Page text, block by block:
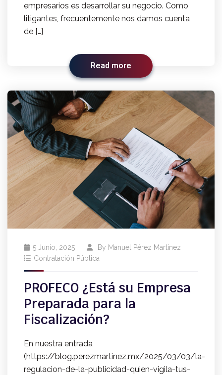
empresarios es desarrollar su negocio. Como
litigantes, frecuentemente nos damos cuenta
de […]
Read more
5 Junio, 2025 By Manuel Pérez Martínez
Contratación Pública
PROFECO ¿Está su Empresa
Preparada para la
Fiscalización?
En nuestra entrada
(https://blog.perezmartinez.mx/2025/03/03/la-
regulacion-de-la-publicidad-quien-vigila-tus-